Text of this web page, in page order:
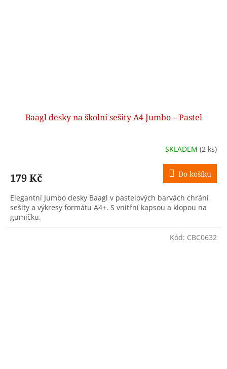
Baagl desky na školní sešity A4 Jumbo – Pastel
SKLADEM (2 ks)
179 Kč Do košíku
Elegantní Jumbo desky Baagl v pastelových barvách chrání
sešity a výkresy formátu A4+. S vnitřní kapsou a klopou na
gumičku.
Kód: CBC0632